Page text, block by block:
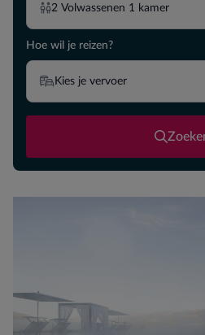
2 Volwassenen 1 kamer
Hoe wil je reizen?
Kies je vervoer